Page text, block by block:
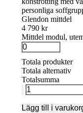
Glendon mittdel
4 790 kr
Mittdel modul,
Glendon
mittdel
quantity
Totala produkter
Totala alternativ
Totalsumma
Glendon
hörnsoffa
mängd
Lägg till i